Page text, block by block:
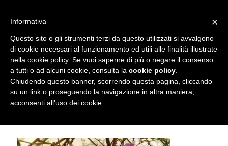
LIBERTY! Garden Club Bologna a
Giardini e Terrazzi 2017
accetta l'uso dei cookies previsto nella pagina dedicata.
Fai clic per abilitare/disabilitare il tracciamento di
Google Analytics.
OK Privacy e cookie policy
×
Informativa
Questo sito o gli strumenti terzi da questo utilizzati si avvalgono
di cookie necessari al funzionamento ed utili alle finalità illustrate
nella cookie policy. Se vuoi saperne di più o negare il consenso
a tutti o ad alcuni cookie, consulta la cookie policy
Chiudendo questo banner, scorrendo questa pagina, cliccando
su un link o proseguendo la navigazione in altra maniera,
acconsenti all’uso dei cookie.